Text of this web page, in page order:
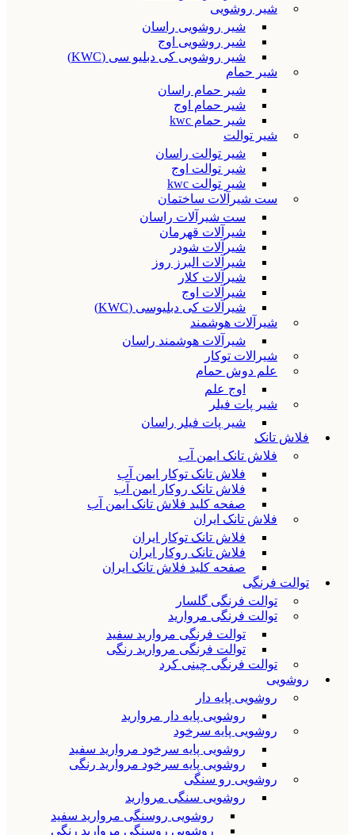
شیر روشویی
شیر روشویی راسان
شیر روشویی اوج
شیر روشویی کی دبلیو سی (KWC)
شیر حمام
شیر حمام راسان
شیر حمام اوج
شیر حمام kwc
شیر توالت
شیر توالت راسان
شیر توالت اوج
شیر توالت kwc
ست شیرآلات ساختمان
ست شیرآلات راسان
شیرآلات قهرمان
شیرآلات شودر
شیرآلات البرز روز
شیرآلات کلار
شیرآلات اوج
شیرآلات کی دبلیوسی (KWC)
شیرآلات هوشمند
شیرآلات هوشمند راسان
شیرالات توکار
علم دوش حمام
اوج علم
شیر پات فیلر
شیر پات فیلر راسان
فلاش تانک
فلاش تانک ایمن آب
فلاش تانک توکار ایمن آب
فلاش تانک روکار ایمن آب
صفحه کلید فلاش تانک ایمن آب
فلاش تانک ایران
فلاش تانک توکار ایران
فلاش تانک روکار ایران
صفحه کلید فلاش تانک ایران
توالت فرنگی
توالت فرنگی گلسار
توالت فرنگی مروارید
توالت فرنگی مروارید سفید
توالت فرنگی مروارید رنگی
توالت فرنگی چینی کرد
روشویی
روشویی پایه دار
روشویی پایه دار مروارید
روشویی پایه سرخود
روشویی پایه سرخود مروارید سفید
روشویی پایه سرخود مروارید رنگی
روشویی رو سنگی
روشویی سنگی مروارید
روشویی روسنگی مروارید سفید
روشویی روسنگی مروارید رنگی